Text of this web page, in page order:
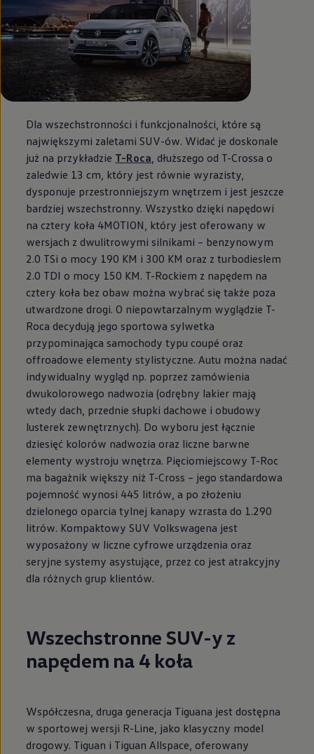
Dla wszechstronności i funkcjonalności, które są
największymi zaletami SUV-ów. Widać je doskonale
już na przykładzie T-Roca, dłuższego od T-Crossa o
zaledwie 13 cm, który jest równie wyrazisty,
dysponuje przestronniejszym wnętrzem i jest jeszcze
bardziej wszechstronny. Wszystko dzięki napędowi
na cztery koła 4MOTION, który jest oferowany w
wersjach z dwulitrowymi silnikami – benzynowym
2.0 TSi o mocy 190 KM i 300 KM oraz z turbodieslem
2.0 TDI o mocy 150 KM. T-Rockiem z napędem na
cztery koła bez obaw można wybrać się także poza
utwardzone drogi. O niepowtarzalnym wyglądzie T-
Roca decydują jego sportowa sylwetka
przypominająca samochody typu coupé oraz
offroadowe elementy stylistyczne. Autu można nadać
indywidualny wygląd np. poprzez zamówienia
dwukolorowego nadwozia (odrębny lakier mają
wtedy dach, przednie słupki dachowe i obudowy
lusterek zewnętrznych). Do wyboru jest łącznie
dziesięć kolorów nadwozia oraz liczne barwne
elementy wystroju wnętrza. Pięciomiejscowy T-Roc
ma bagażnik większy niż T-Cross – jego standardowa
pojemność wynosi 445 litrów, a po złożeniu
dzielonego oparcia tylnej kanapy wzrasta do 1.290
litrów. Kompaktowy SUV Volkswagena jest
wyposażony w liczne cyfrowe urządzenia oraz
seryjne systemy asystujące, przez co jest atrakcyjny
dla różnych grup klientów.
Wszechstronne SUV-y z
napędem na 4 koła
Współczesna, druga generacja Tiguana jest dostępna
w sportowej wersji R-Line, jako klasyczny model
drogowy. Tiguan i Tiguan Allspace, oferowany